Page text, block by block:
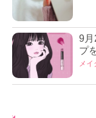
9月
プ
メイ